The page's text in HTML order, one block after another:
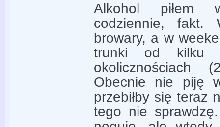
Alkohol piłem
codziennie,
browary, a w
trunki od kilku
Obecnie nie piję
przebiłby się teraz
tego nie